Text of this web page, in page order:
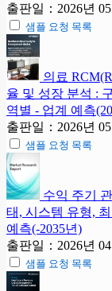
출판일：2026년
샘플 요청 목록
의료
율 및 성장 분석 :
역별 - 업계 예측
출판일：2026년
샘플 요청 목록
수익 주기
태, 시스템 유형,
예측(-2035년)
출판일：2026년
샘플 요청 목록